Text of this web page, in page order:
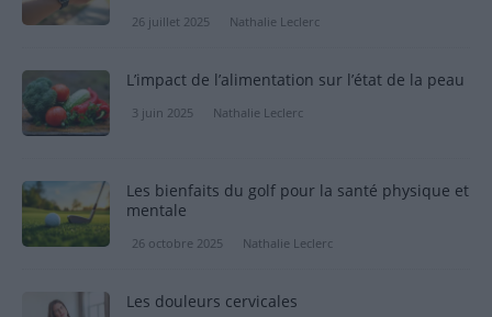
26 juillet 2025 Nathalie Leclerc
L’impact de l’alimentation sur l’état de la peau
3 juin 2025 Nathalie Leclerc
Les bienfaits du golf pour la santé physique et
mentale
26 octobre 2025 Nathalie Leclerc
Les douleurs cervicales